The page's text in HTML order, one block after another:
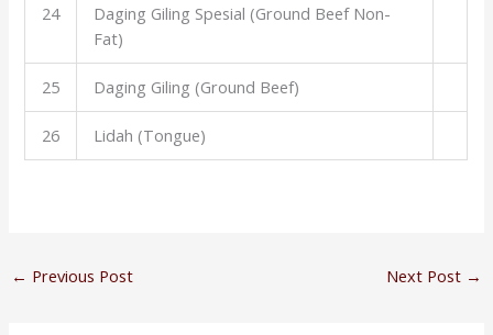
24
Daging Giling Spesial (Ground Beef Non-
Fat)
25 Daging Giling (Ground Beef)
26 Lidah (Tongue)
← Previous Post Next Post →